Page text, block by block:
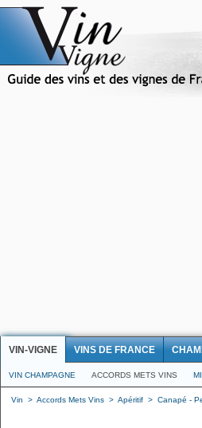
VIN-VIGNE VINS DE FRANCE
VIN CHAMPAGNE ACCORDS METS VINS
Vin > Accords Mets Vins > Apéritif > Canapé -